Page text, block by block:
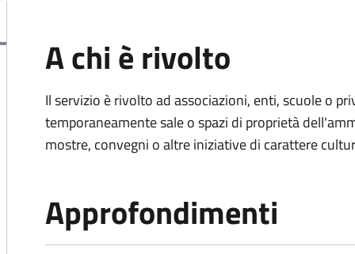
A chi è rivolto
Il servizio è rivolto ad associazioni, enti, scuole o
temporaneamente sale o spazi di proprietà
mostre, convegni o altre iniziative di carattere
Approfondimenti